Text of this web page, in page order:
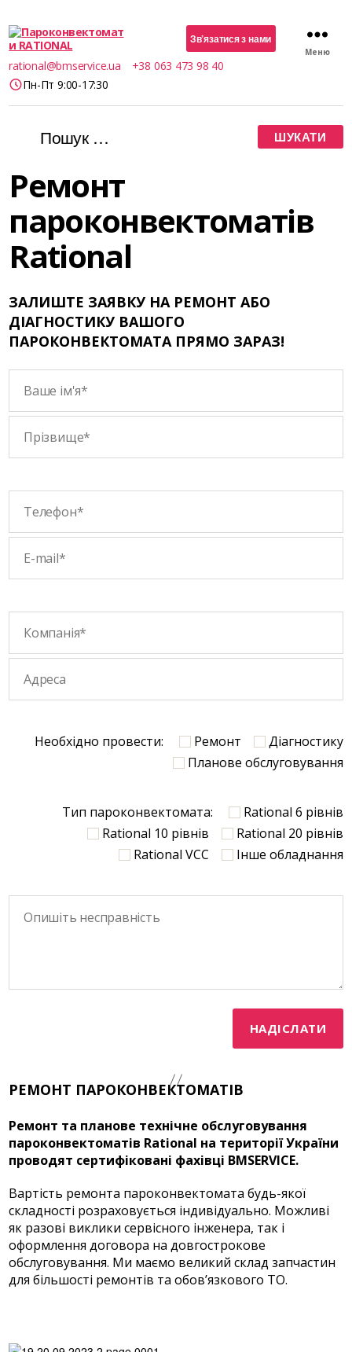
Пароконвектомати
RATIONAL
Зв’язатися з нами
rational@bmservice.ua
+38 063 473 98 40
Пн-Пт 9:00-17:30
Меню
Шукати:
Ремонт
пароконвектоматів
Rational
ЗАЛИШТЕ ЗАЯВКУ НА РЕМОНТ АБО
ДІАГНОСТИКУ ВАШОГО
ПАРОКОНВЕКТОМАТА ПРЯМО ЗАРАЗ!
Необхідно провести: Ремонт
Діагностику
Планове обслуговування
Тип пароконвектомата:
Rational 6 рівнів
Rational 10 рівнів
Rational 20 рівнів
Rational VCC
Інше обладнання
РЕМОНТ ПАРОКОНВЕКТОМАТІВ
Ремонт та планове технічне обслуговування
пароконвектоматів Rational на території України
проводят сертифіковані фахівці BMSERVICE.
Вартість ремонта пароконвектомата будь-якої
складності розраховується індивідуально. Можливі
як разові виклики сервісного інженера, так і
оформлення договора на довгострокове
обслуговування. Ми маємо великий склад запчастин
для більшості ремонтів та обов’язкового ТО.